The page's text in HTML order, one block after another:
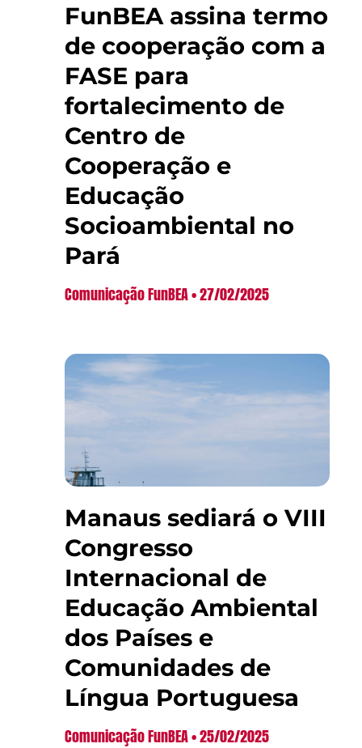
FunBEA assina termo
de cooperação com a
FASE para
fortalecimento de
Centro de
Cooperação e
Educação
Socioambiental no
Pará
Comunicação FunBEA 27/02/2025
Manaus sediará o VIII
Congresso
Internacional de
Educação Ambiental
dos Países e
Comunidades de
Língua Portuguesa
Comunicação FunBEA 25/02/2025